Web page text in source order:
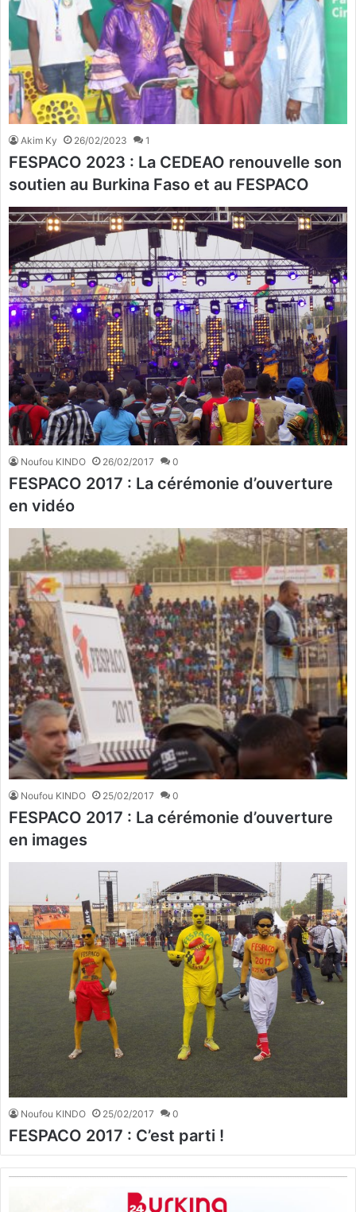
Akim Ky 26/02/2023 1
FESPACO 2023 : La CEDEAO renouvelle son
soutien au Burkina Faso et au FESPACO
Noufou KINDO 26/02/2017 0
FESPACO 2017 : La cérémonie d’ouverture
en vidéo
Noufou KINDO 25/02/2017 0
FESPACO 2017 : La cérémonie d’ouverture
en images
Noufou KINDO 25/02/2017 0
FESPACO 2017 : C’est parti !